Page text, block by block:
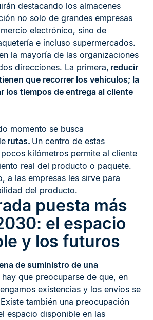
destacando los almacenes
no solo de grandes empresas
electrónico, sino de
e incluso supermercados.
la mayoría de las organizaciones
direcciones. La primera, reducir
que recorrer los vehículos; la
los tiempos de entrega al cliente
momento se busca
rutas. Un centro de estas
kilómetros permite al cliente
real del producto o paquete.
a las empresas les sirve para
del producto.
puesta más
el espacio
y los futuros
de suministro de una
que preocuparse de que, en
existencias y los envíos se
también una preocupación
espacio disponible en las